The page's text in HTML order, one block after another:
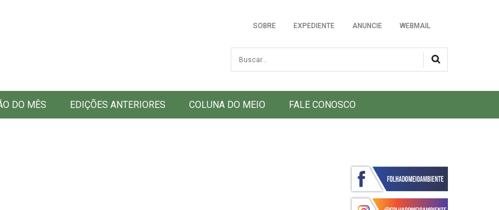
SOBRE EXPEDIENTE ANUNCIE WEBMAIL
Busca
DO MÊS EDIÇÕES ANTERIORES COLUNA DO MEIO FALE CONOSCO